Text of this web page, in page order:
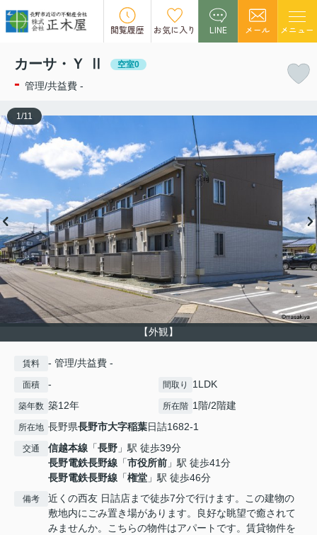
閲覧履歴 お気に入り LINE メール メニュー
この物件の募集は終了しました。
カーサ・Ｙ Ⅱ 空室0
- 管理/共益費 -
【外観】
1/11
賃料 - 管理/共益費 -
面積 - 間取り 1LDK
築年数 築12年 所在階 1階/2階建
所在地 長野県長野市大字稲葉日詰1682-1
交通 信越本線 「長野 」駅 徒歩39分
長野電鉄長野線 「市役所前 」駅 徒歩41分
長野電鉄長野線 「権堂 」駅 徒歩46分
備考
近くの西友 日詰店まで徒歩7分で行けます。この建物の
敷地内にごみ置き場があります。良好な眺望で癒されて
みませんか。こちらの物件はアパートです。賃貸物件を